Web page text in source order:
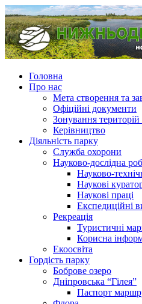
Головна
Про нас
Мета створення та
Офіційні документи
Зонування
Керівництво
Діяльність парку
Служба охорони
Науково-дослідна
Науково-
Наукові
Наукові праці
Експедиційні
Рекреація
Туристичні
Корисна
Екоосвіта
Гордість парку
Боброве озеро
Дніпровська “Гілея”
Паспорт